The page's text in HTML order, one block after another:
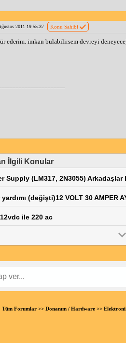
2011 19:55:37 Konu Sahibi
ederim. imkan bulabilirsem devreyi
İlgili Konular
Supply (LM317, 2N3055)
(değişti)12 VOLT 30 AMPER
12vdc ile 220 ac
Tüm Forumlar>> Donanım / Hardware>>